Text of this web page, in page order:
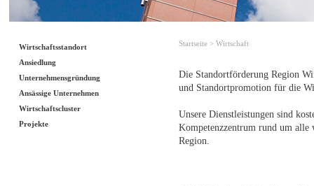
Wirtschaftsstandort
Ansiedlung
Unternehmensgründung
Ansässige Unternehmen
Wirtschaftscluster
Projekte
Startseite > Wirtschaft
Die Standortförderung Region
und Standortpromotion für die
Unsere Dienstleistungen sind
Kompetenzzentrum rund um alle
Region.